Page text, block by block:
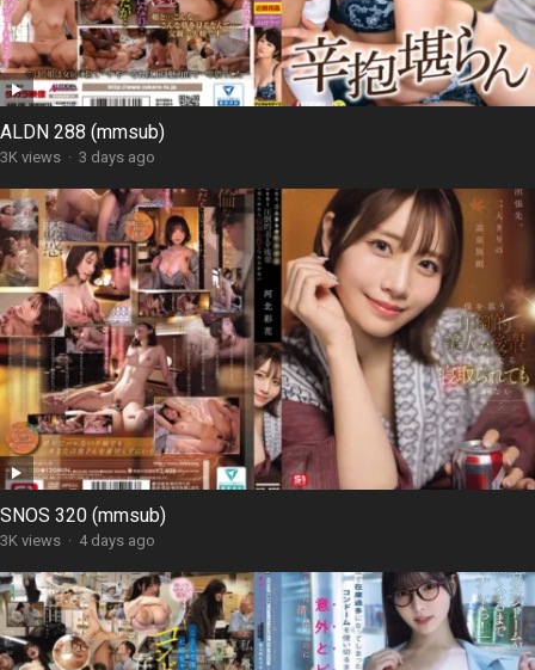
ALDN 288 (mmsub)
3K views · 3 days ago
SNOS 320 (mmsub)
3K views · 4 days ago